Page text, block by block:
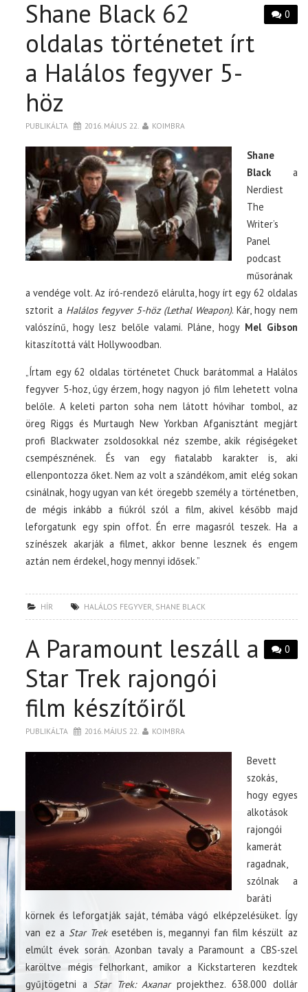
0
Shane Black 62
oldalas történetet írt
a Halálos fegyver 5-
höz
PUBLIKÁLTA 2016. MÁJUS 22. KOIMBRA
Shane
Black a
Nerdiest
The
Writer’s
Panel
podcast
műsorának
a vendége volt. Az író-rendező elárulta, hogy írt egy 62 oldalas
sztorit a Halálos fegyver 5-höz (Lethal Weapon). Kár, hogy nem
valószínű, hogy lesz belőle valami. Pláne, hogy Mel Gibson
kitaszítottá vált Hollywoodban.
„Írtam egy 62 oldalas történetet Chuck barátommal a Halálos
fegyver 5-hoz, úgy érzem, hogy nagyon jó film lehetett volna
belőle. A keleti parton soha nem látott hóvihar tombol, az
öreg Riggs és Murtaugh New Yorkban Afganisztánt megjárt
profi Blackwater zsoldosokkal néz szembe, akik régiségeket
csempésznének. És van egy fiatalabb karakter is, aki
ellenpontozza őket. Nem az volt a szándékom, amit elég sokan
csinálnak, hogy ugyan van két öregebb személy a történetben,
de mégis inkább a fiúkról szól a film, akivel később majd
leforgatunk egy spin offot. Én erre magasról teszek. Ha a
színészek akarják a filmet, akkor benne lesznek és engem
aztán nem érdekel, hogy mennyi idősek.”
HÍR HALÁLOS FEGYVER, SHANE BLACK
0
A Paramount leszáll a
Star Trek rajongói
film készítőiről
PUBLIKÁLTA 2016. MÁJUS 22. KOIMBRA
Bevett
szokás,
hogy egyes
alkotások
rajongói
kamerát
ragadnak,
szólnak a
baráti
körnek és leforgatják saját, témába vágó elképzelésüket. Így
van ez a Star Trekesetében is, megannyi fan film készült az
elmúlt évek során. Azonban tavaly a Paramount a CBS-szel
karöltve mégis felhorkant, amikor a Kickstarteren kezdtek
gyűjtögetni a Star Trek: Axanarprojekthez. 638.000 dollár